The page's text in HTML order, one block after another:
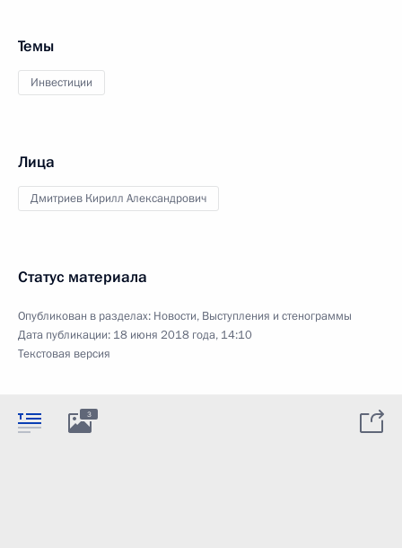
Темы
Инвестиции
Лица
Дмитриев Кирилл Александрович
Статус материала
Опубликован в разделах: Новости, Выступления и стенограммы
Дата публикации: 18 июня 2018 года, 14:10
Текстовая версия
3